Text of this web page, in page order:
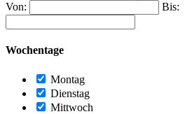
Von: Bis:
Wochentage
Montag
Dienstag
Mittwoch